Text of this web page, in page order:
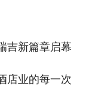
吉新篇章启幕
店业的每一次